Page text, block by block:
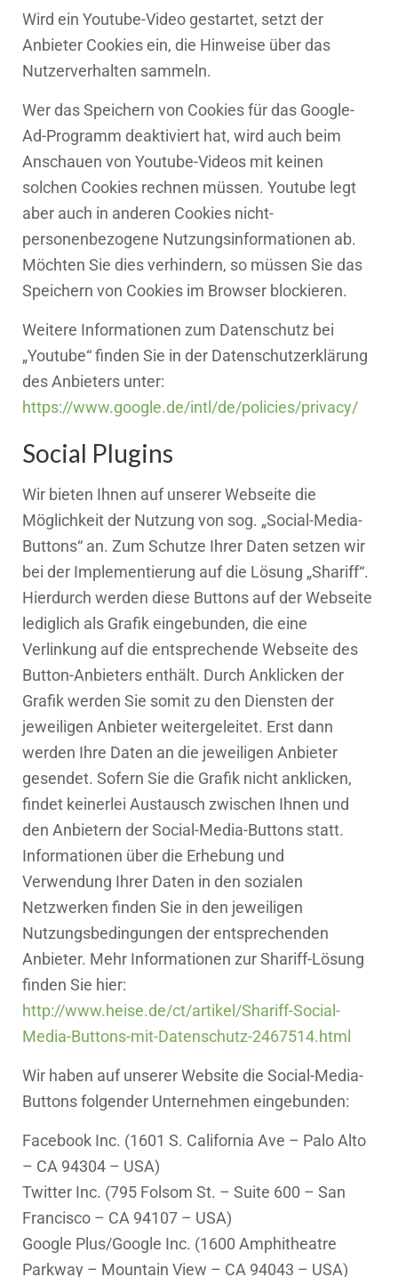
Wird ein Youtube-Video gestartet, setzt der
Anbieter Cookies ein, die Hinweise über das
Nutzerverhalten sammeln.
Wer das Speichern von Cookies für das Google-
Ad-Programm deaktiviert hat, wird auch beim
Anschauen von Youtube-Videos mit keinen
solchen Cookies rechnen müssen. Youtube legt
aber auch in anderen Cookies nicht-
personenbezogene Nutzungsinformationen ab.
Möchten Sie dies verhindern, so müssen Sie das
Speichern von Cookies im Browser blockieren.
Weitere Informationen zum Datenschutz bei
„Youtube“ finden Sie in der Datenschutzerklärung
des Anbieters unter:
https://www.google.de/intl/de/policies/privacy/
Social Plugins
Wir bieten Ihnen auf unserer Webseite die
Möglichkeit der Nutzung von sog. „Social-Media-
Buttons“ an. Zum Schutze Ihrer Daten setzen wir
bei der Implementierung auf die Lösung „Shariff“.
Hierdurch werden diese Buttons auf der Webseite
lediglich als Grafik eingebunden, die eine
Verlinkung auf die entsprechende Webseite des
Button-Anbieters enthält. Durch Anklicken der
Grafik werden Sie somit zu den Diensten der
jeweiligen Anbieter weitergeleitet. Erst dann
werden Ihre Daten an die jeweiligen Anbieter
gesendet. Sofern Sie die Grafik nicht anklicken,
findet keinerlei Austausch zwischen Ihnen und
den Anbietern der Social-Media-Buttons statt.
Informationen über die Erhebung und
Verwendung Ihrer Daten in den sozialen
Netzwerken finden Sie in den jeweiligen
Nutzungsbedingungen der entsprechenden
Anbieter. Mehr Informationen zur Shariff-Lösung
finden Sie hier:
http://www.heise.de/ct/artikel/Shariff-Social-
Media-Buttons-mit-Datenschutz-2467514.html
Wir haben auf unserer Website die Social-Media-
Buttons folgender Unternehmen eingebunden:
Facebook Inc. (1601 S. California Ave – Palo Alto
– CA 94304 – USA)
Twitter Inc. (795 Folsom St. – Suite 600 – San
Francisco – CA 94107 – USA)
Google Plus/Google Inc. (1600 Amphitheatre
Parkway – Mountain View – CA 94043 – USA)